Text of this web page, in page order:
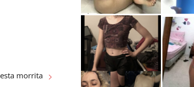
morrita